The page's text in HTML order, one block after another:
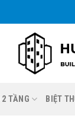
TẦNG BIỆT